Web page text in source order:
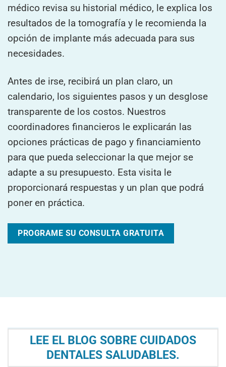
médico revisa su historial médico, le explica los
resultados de la tomografía y le recomienda la
opción de implante más adecuada para sus
necesidades.
Antes de irse, recibirá un plan claro, un
calendario, los siguientes pasos y un desglose
transparente de los costos. Nuestros
coordinadores financieros le explicarán las
opciones prácticas de pago y financiamiento
para que pueda seleccionar la que mejor se
adapte a su presupuesto. Esta visita le
proporcionará respuestas y un plan que podrá
poner en práctica.
PROGRAME SU CONSULTA GRATUITA
LEE EL BLOG SOBRE CUIDADOS
DENTALES SALUDABLES.